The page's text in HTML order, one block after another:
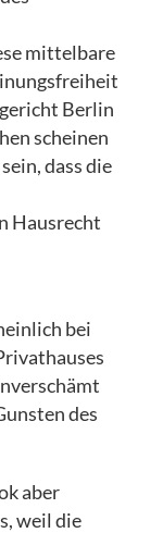
mittelbare
Berlin
scheinen
dass die
Hausrecht
bei
des
aber
weil die